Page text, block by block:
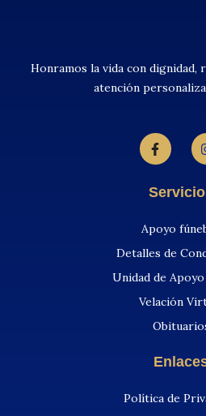
Honramos la vida con dignidad,
atención
Apoyo
Detalles de
Unidad de
Velación
Política de